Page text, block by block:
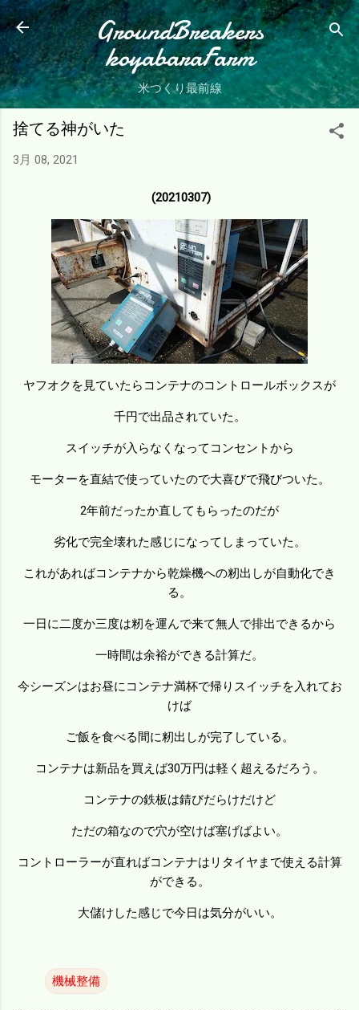
スキップしてメイン コンテンツに移動
GroundBreakers
koyabaraFarm
米つくり最前線
捨てる神がいた
3月 08, 2021
(20210307)
ヤフオクを見ていたらコンテナのコントロールボックスが
千円で出品されていた。
スイッチが入らなくなってコンセントから
モーターを直結で使っていたので大喜びで飛びついた。
2年前だったか直してもらったのだが
劣化で完全壊れた感じになってしまっていた。
これがあればコンテナから乾燥機への籾出しが自動化でき
る。
一日に二度か三度は籾を運んで来て無人で排出できるから
一時間は余裕ができる計算だ。
今シーズンはお昼にコンテナ満杯で帰りスイッチを入れてお
けば
ご飯を食べる間に籾出しが完了している。
コンテナは新品を買えば30万円は軽く超えるだろう。
コンテナの鉄板は錆びだらけだけど
ただの箱なので穴が空けば塞げばよい。
コントローラーが直ればコンテナはリタイヤまで使える計算
ができる。
大儲けした感じで今日は気分がいい。
機械整備